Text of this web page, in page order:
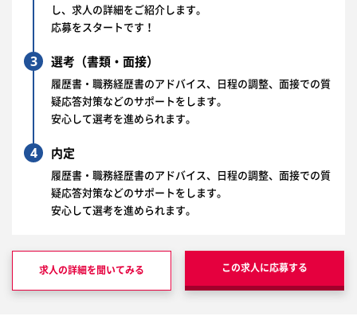
し、求人の詳細をご紹介します。
応募をスタートです！
3 選考（書類・面接）
履歴書・職務経歴書のアドバイス、日程の調整、面接での質
疑応答対策などのサポートをします。
安心して選考を進められます。
4 内定
履歴書・職務経歴書のアドバイス、日程の調整、面接での質
疑応答対策などのサポートをします。
安心して選考を進められます。
求人の詳細を聞いてみる この求人に応募する